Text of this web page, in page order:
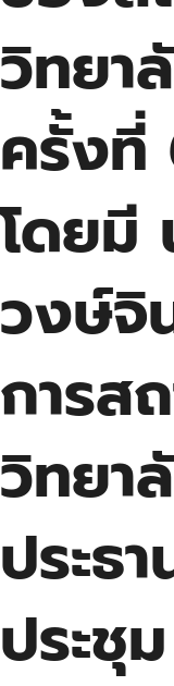
วิทยา
ครั้ง
โดยมี
วงษ์จิ
การส
วิทยา
ประธ
ประชุม